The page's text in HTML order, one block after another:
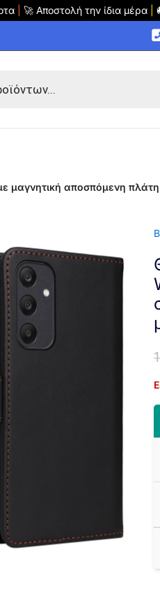
🚀 Αποστολή την ίδια μέρα
μαγνητική αποσπόμενη